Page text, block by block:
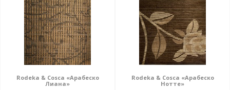
Rodeka & Cosca «Арабеско
Лиана»
Rodeka & Cosca «Арабеско
Нотте»